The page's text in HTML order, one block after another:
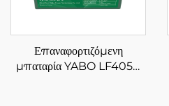
Επαναφορτιζόμενη
μπαταρία YABO LF4050